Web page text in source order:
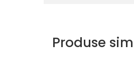
Produse